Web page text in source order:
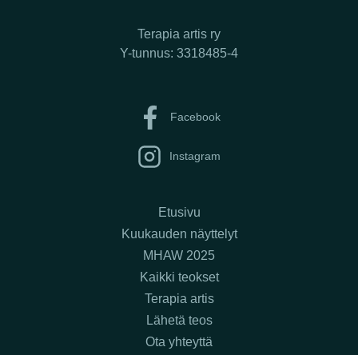
Terapia artis ry
Y-tunnus: 3318485-4
Facebook
Instagram
Etusivu
Kuukauden näyttelyt
MHAW 2025
Kaikki teokset
Terapia artis
Lähetä teos
Ota yhteyttä